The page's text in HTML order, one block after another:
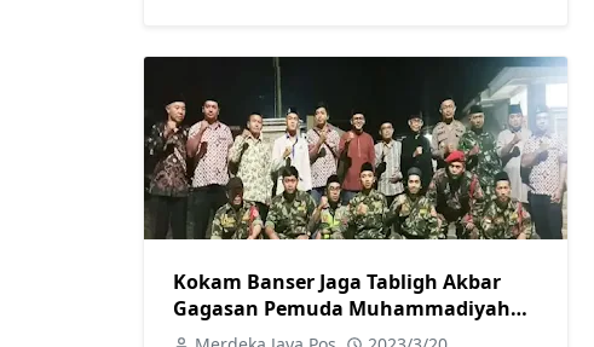
Kokam Banser Jaga Tabligh Akbar
Gagasan Pemuda Muhammadiyah
Singasari Karanglewas